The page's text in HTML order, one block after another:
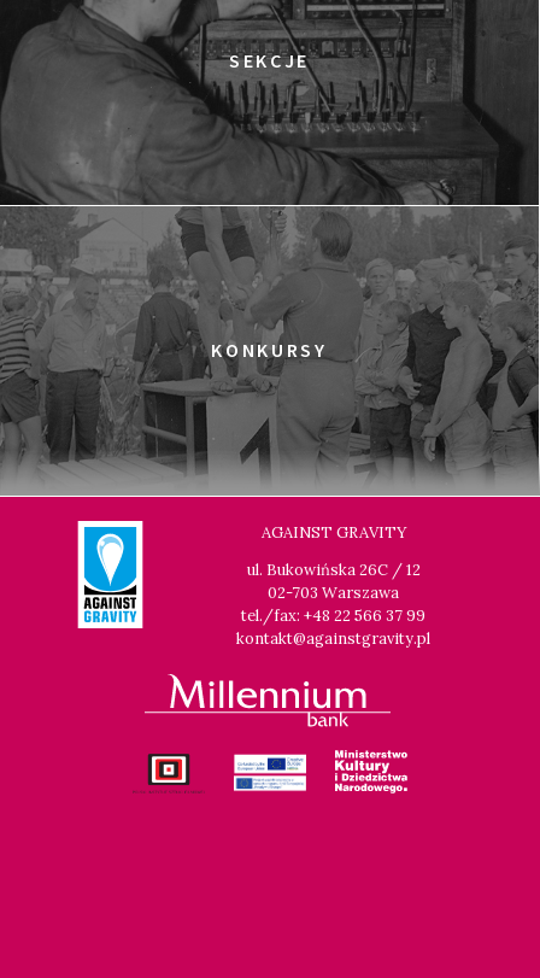
SEKCJE
KONKURSY
AGAINST GRAVITY
ul. Bukowińska 26C / 12
02-703 Warszawa
tel./fax: +48 22 566 37 99
kontakt@againstgravity.pl